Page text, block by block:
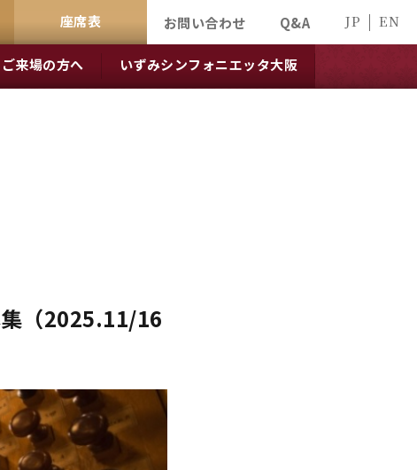
座席表 お問い合わせ Q&A JP EN
ご来場の方へ いずみシンフォニエッタ大阪
集（2025.11/16